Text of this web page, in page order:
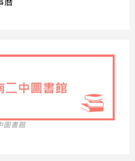
曆
圖書館